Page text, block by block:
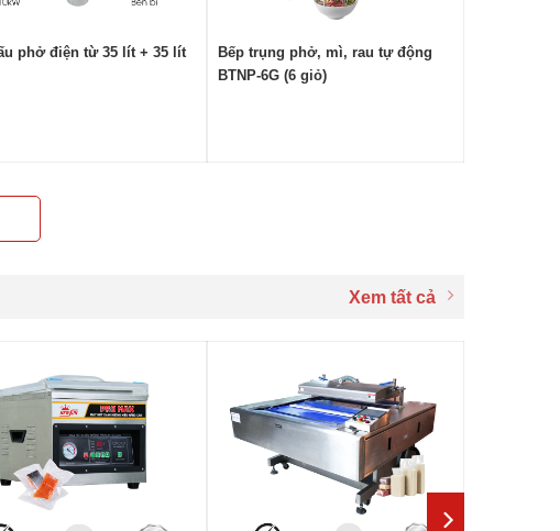
phở điện từ 35 lít + 35 lít
Bếp trụng phở, mì, rau tự động
BTNP-6G (6 giỏ)
Xem tất cả